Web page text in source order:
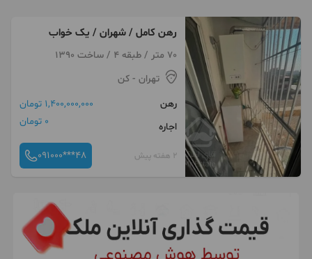
رهن کامل / شهران / یک خواب
70 متر / طبقه 4 / ساخت 1390
تهران - کن
رهن
1,400,000,000 تومان
اجاره
0 تومان
2 هفته پیش 091000***48